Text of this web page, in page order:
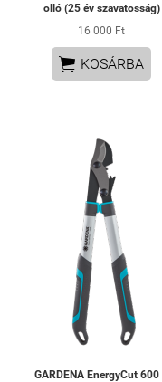
olló (25 év szavatosság)
16 000 Ft
 KOSÁRBA
GARDENA EnergyCut 600